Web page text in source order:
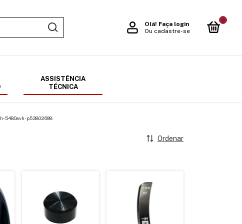
Olá! Faça login
Ou cadastre-se
0
ASSISTÊNCIA
TÉCNICA
5480avh-p53802698
Ordenar